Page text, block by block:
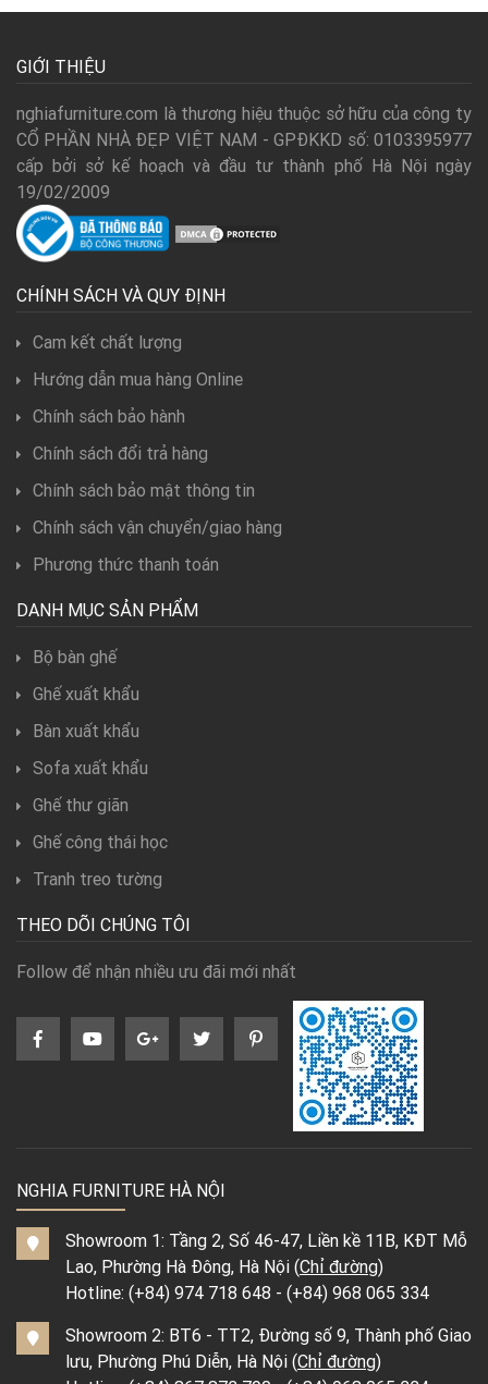
GIỚI THIỆU
nghiafurniture.com là thương hiệu thuộc sở hữu của công ty
CỔ PHẦN NHÀ ĐẸP VIỆT NAM - GPĐKKD số: 0103395977
cấp bởi sở kế hoạch và đầu tư thành phố Hà Nội ngày
19/02/2009
CHÍNH SÁCH VÀ QUY ĐỊNH
Cam kết chất lượng
Hướng dẫn mua hàng Online
Chính sách bảo hành
Chính sách đổi trả hàng
Chính sách bảo mật thông tin
Chính sách vận chuyển/giao hàng
Phương thức thanh toán
DANH MỤC SẢN PHẨM
Bộ bàn ghế
Ghế xuất khẩu
Bàn xuất khẩu
Sofa xuất khẩu
Ghế thư giãn
Ghế công thái học
Tranh treo tường
THEO DÕI CHÚNG TÔI
Follow để nhận nhiều ưu đãi mới nhất
NGHIA FURNITURE HÀ NỘI
Showroom 1: Tầng 2, Số 46-47, Liền kề 11B, KĐT Mỗ
Lao, Phường Hà Đông, Hà Nội (Chỉ đường)
Hotline: (+84) 974 718 648 - (+84) 968 065 334
Showroom 2: BT6 - TT2, Đường số 9, Thành phố Giao
lưu, Phường Phú Diễn, Hà Nội (Chỉ đường)